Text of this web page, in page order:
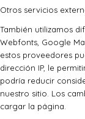
Otros servicios
También utilizamos
Webfonts, Google
estos proveedores
dirección IP, le
podría reducir
nuestro sitio. Los
cargar la página.